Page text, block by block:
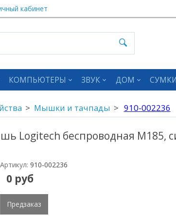
кабинет
КОМПЬЮТЕРЫ ЗВУК ДОМ СУМКИ
Мышки и тачпады 910-002236
Logitech беспроводная M185,
Артикул: 910-002236
0 руб
Предзаказ